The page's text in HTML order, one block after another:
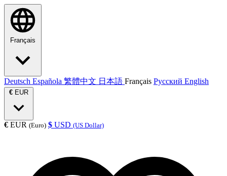
Français
Deutsch Española 繁體中文 日本語 Français Русский English
€ EUR
€ EUR (Euro) $ USD (US Dollar)